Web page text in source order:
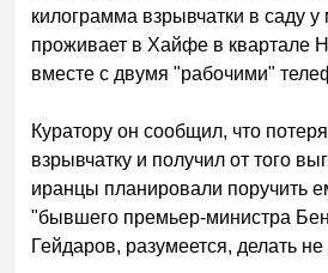
килограмма взрывчатки в саду у
проживает в Хайфе в квартале
вместе с двумя "рабочими"
Куратору он сообщил, что
взрывчатку и получил от того
иранцы планировали поручить
"бывшего премьер-министра
Гейдаров, разумеется, делать